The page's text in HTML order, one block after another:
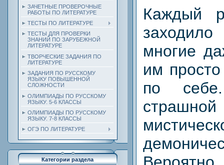
ЗАЧЕТНЫЕ ПРОВЕРОЧНЫЕ
РАБОТЫ ПО ЛИТЕРАТУРЕ
ТЕСТЫ ПО ЛИТЕРАТУРЕ
ТЕСТЫ ДЛЯ ПРОВЕРКИ
ЗНАНИЙ ПО ЗАРУБЕЖНОЙ
ЛИТЕРАТУРЕ
ТВОРЧЕСКИЕ ЗАДАНИЯ ПО
ЛИТЕРАТУРЕ
ЗАДАНИЯ ПО РУССКОМУ
ЯЗЫКУ ПОВЫШЕННОЙ
СЛОЖНОСТИ
ОЛИМПИАДЫ ПО РУССКОМУ
ЯЗЫКУ. 5-6 КЛАССЫ
ОЛИМПИАДЫ ПО РУССКОМУ
ЯЗЫКУ. 7-8 КЛАССЫ
ОГЭ ПО ЛИТЕРАТУРЕ
Категории раздела
Каждый
многие
им
по